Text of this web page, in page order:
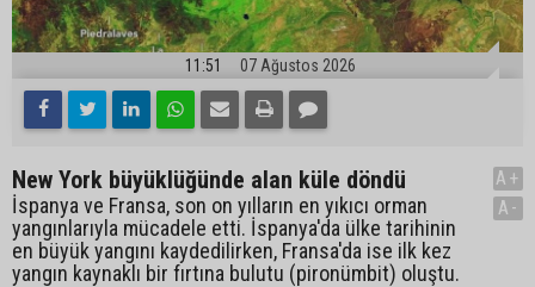
11:51 07 Ağustos 2026
New York büyüklüğünde alan küle döndü
İspanya ve Fransa, son on yılların en yıkıcı orman
yangınlarıyla mücadele etti. İspanya'da ülke tarihinin
en büyük yangını kaydedilirken, Fransa'da ise ilk kez
yangın kaynaklı bir fırtına bulutu (pironümbit) oluştu.
A+
A-